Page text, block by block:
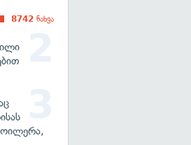
8742 ნახვა